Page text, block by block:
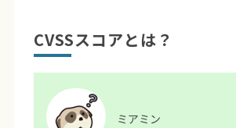
CVSSスコアとは？
ミアミン